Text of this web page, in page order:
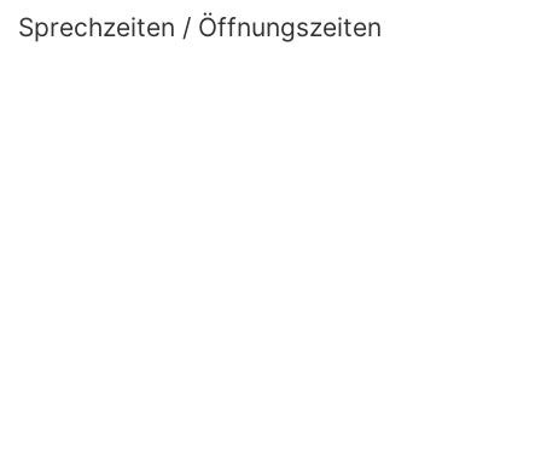
Sprechzeiten / Öffnungszeiten